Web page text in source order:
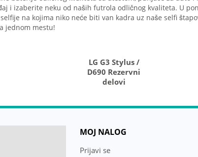
i izaberite neku od naših futrola odličnog kvaliteta. U
na kojima niko neće biti van kadra uz naše selfi
jednom mestu!
LG G3 Stylus /
D690 Rezervni
delovi
MOJ NALOG
Prijavi se